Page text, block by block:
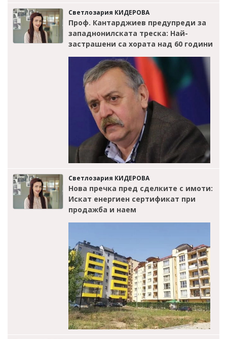
Светлозария КИДЕРОВА
Проф. Кантарджиев предупреди за
западнонилската треска: Най-
застрашени са хората над 60 години
Светлозария КИДЕРОВА
Нова пречка пред сделките с имоти:
Искат енергиен сертификат при
продажба и наем